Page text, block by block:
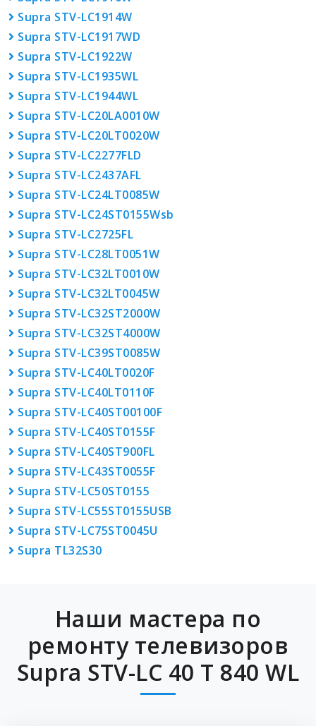
Supra STV-LC1914W
Supra STV-LC1917WD
Supra STV-LC1922W
Supra STV-LC1935WL
Supra STV-LC1944WL
Supra STV-LC20LA0010W
Supra STV-LC20LT0020W
Supra STV-LC2277FLD
Supra STV-LC2437AFL
Supra STV-LC24LT0085W
Supra STV-LC24ST0155Wsb
Supra STV-LC2725FL
Supra STV-LC28LT0051W
Supra STV-LC32LT0010W
Supra STV-LC32LT0045W
Supra STV-LC32ST2000W
Supra STV-LC32ST4000W
Supra STV-LC39ST0085W
Supra STV-LC40LT0020F
Supra STV-LC40LT0110F
Supra STV-LC40ST00100F
Supra STV-LC40ST0155F
Supra STV-LC40ST900FL
Supra STV-LC43ST0055F
Supra STV-LC50ST0155
Supra STV-LC55ST0155USB
Supra STV-LC75ST0045U
Supra TL32S30
Наши мастера по
ремонту телевизоров
Supra STV-LC 40 T 840 WL